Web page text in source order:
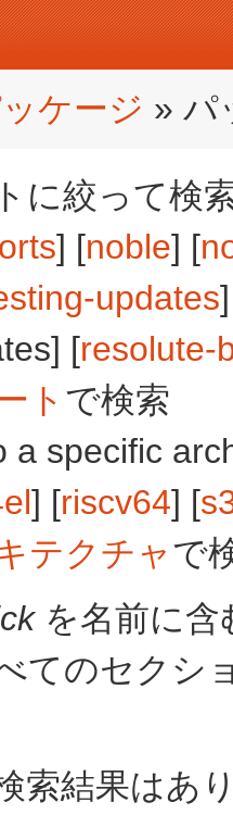
ケージ » パ
に絞って検
] [noble] [
updates
[resolute-
ト で検索
a specific
] [riscv64] [
テクチャで
を名前に含
てのセクシ
索結果はあ